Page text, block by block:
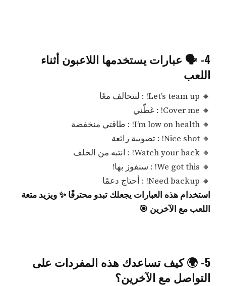
4- 🗣️ عبارات يستخدمها اللاعبون أثناء
اللعب
🔸 Let’s team up! : لنتحالف معًا
🔸 Cover me! : غطّني
🔸 I’m low on health! : طاقتي منخفضة
🔸 Nice shot! : تصويبة رائعة
🔸 Watch your back! : انتبه من الخلف
🔸 We got this! : سنفوز بها!
🔸 Need backup! : أحتاج دعمًا
استخدام هذه العبارات يجعلك تبدو محترفًا ✨ ويزيد متعة
اللعب مع الآخرين 🎯
5- 🌍 كيف تساعدك هذه المفردات على
التواصل مع الآخرين؟